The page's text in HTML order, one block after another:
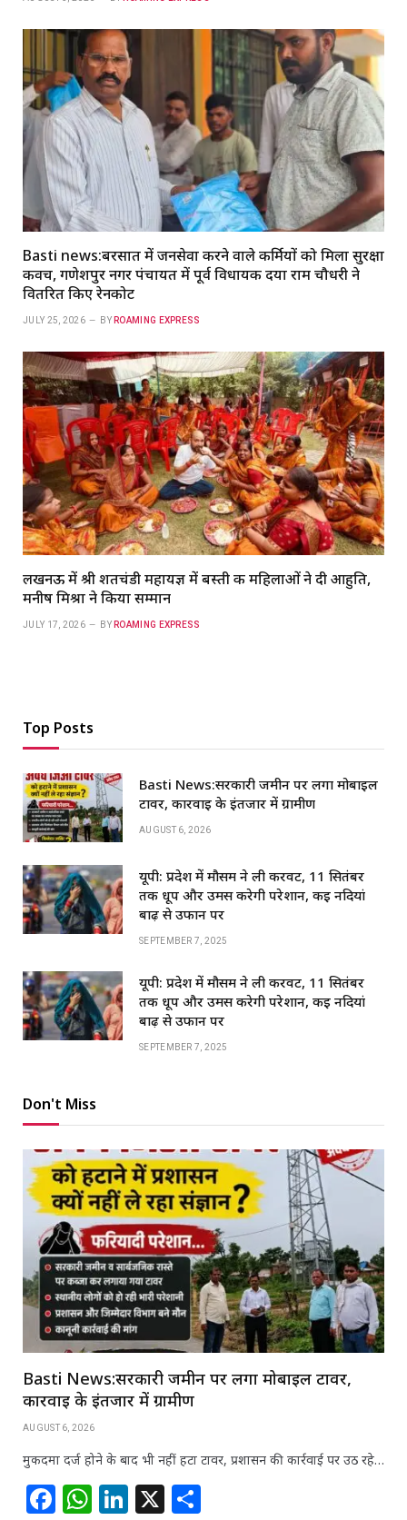
Basti news:बरसात में जनसेवा करने वाले कर्मियों को मिला सुरक्षा
कवच, गणेशपुर नगर पंचायत में पूर्व विधायक दया राम चौधरी ने
वितरित किए रेनकोट
JULY 25, 2026 BY ROAMING EXPRESS
लखनऊ में श्री शतचंडी महायज्ञ में बस्ती की महिलाओं ने दी आहुति,
मनीष मिश्रा ने किया सम्मान
JULY 17, 2026 BY ROAMING EXPRESS
Top Posts
Basti News:सरकारी जमीन पर लगा मोबाइल
टावर, कार्रवाई के इंतजार में ग्रामीण
AUGUST 6, 2026
यूपी: प्रदेश में मौसम ने ली करवट, 11 सितंबर
तक धूप और उमस करेगी परेशान, कई नदियां
बाढ़ से उफान पर
SEPTEMBER 7, 2025
यूपी: प्रदेश में मौसम ने ली करवट, 11 सितंबर
तक धूप और उमस करेगी परेशान, कई नदियां
बाढ़ से उफान पर
SEPTEMBER 7, 2025
Don't Miss
Basti News:सरकारी जमीन पर लगा मोबाइल टावर,
कार्रवाई के इंतजार में ग्रामीण
AUGUST 6, 2026
मुकदमा दर्ज होने के बाद भी नहीं हटा टावर, प्रशासन की कार्रवाई पर उठ रहे…
F W Li X